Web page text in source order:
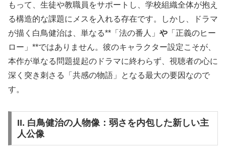
もって、生徒や教職員をサポートし、学校組織全体が抱え
る構造的な課題にメスを入れる存在です。しかし、ドラマ
が描く白鳥健治は、単なる**「法の番人」 や 「正義のヒー
ロー」**ではありません。彼のキャラクター設定こそが、
本作が単なる問題提起のドラマに終わらず、視聴者の心に
深く突き刺さる「共感の物語」となる最大の要因なので
す。
II. 白鳥健治の人物像：弱さを内包した新しい主
人公像